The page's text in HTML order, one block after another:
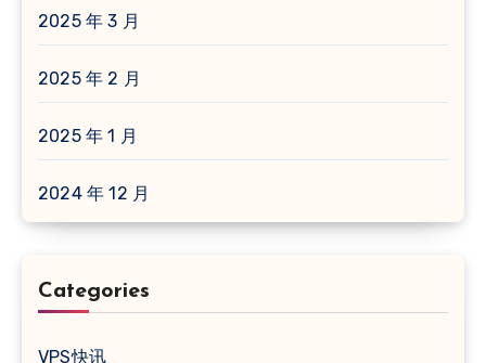
2025 年 3 月
2025 年 2 月
2025 年 1 月
2024 年 12 月
Categories
VPS快讯